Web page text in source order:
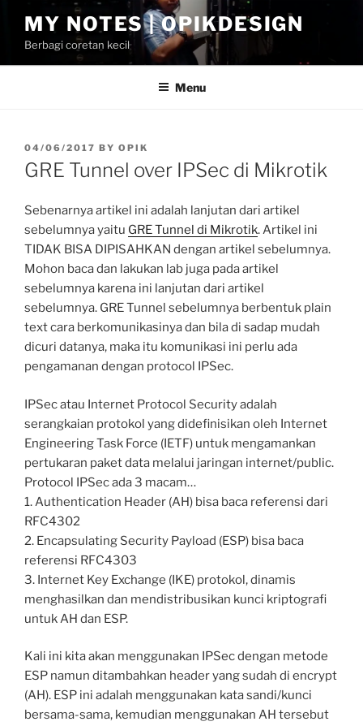
content
MY NOTES | OPIKDESIGN
Berbagi coretan kecil
Menu
POSTED
ON
04/06/2017 BY OPIK
GRE Tunnel over IPSec di Mikrotik
Sebenarnya artikel ini adalah lanjutan dari artikel
sebelumnya yaitu GRE Tunnel di Mikrotik. Artikel ini
TIDAK BISA DIPISAHKAN dengan artikel sebelumnya.
Mohon baca dan lakukan lab juga pada artikel
sebelumnya karena ini lanjutan dari artikel
sebelumnya. GRE Tunnel sebelumnya berbentuk plain
text cara berkomunikasinya dan bila di sadap mudah
dicuri datanya, maka itu komunikasi ini perlu ada
pengamanan dengan protocol IPSec.
IPSec atau Internet Protocol Security adalah
serangkaian protokol yang didefinisikan oleh Internet
Engineering Task Force (IETF) untuk mengamankan
pertukaran paket data melalui jaringan internet/public.
Protocol IPSec ada 3 macam…
1. Authentication Header (AH) bisa baca referensi dari
RFC4302
2. Encapsulating Security Payload (ESP) bisa baca
referensi RFC4303
3. Internet Key Exchange (IKE) protokol, dinamis
menghasilkan dan mendistribusikan kunci kriptografi
untuk AH dan ESP.
Kali ini kita akan menggunakan IPSec dengan metode
ESP namun ditambahkan header yang sudah di encrypt
(AH). ESP ini adalah menggunakan kata sandi/kunci
bersama-sama, kemudian menggunakan AH tersebut